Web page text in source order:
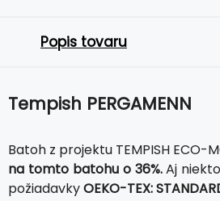
Popis tovaru
Tempish PERGAMENN
Batoh z projektu TEMPISH
na tomto batohu o 36%.Aj
požiadavkyOEKO-TEX: